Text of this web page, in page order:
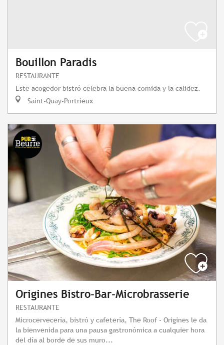
Bouillon Paradis
RESTAURANTE
Este acogedor bistró celebra la buena comida y la calidez.
Saint-Quay-Portrieux
Origines Bistro-Bar-Microbrasserie
RESTAURANTE
Microcervecería, bistró y cafetería, The Roof - Origines le da
la bienvenida para una pausa gastronómica a cualquier hora
del día al borde de sus muro...